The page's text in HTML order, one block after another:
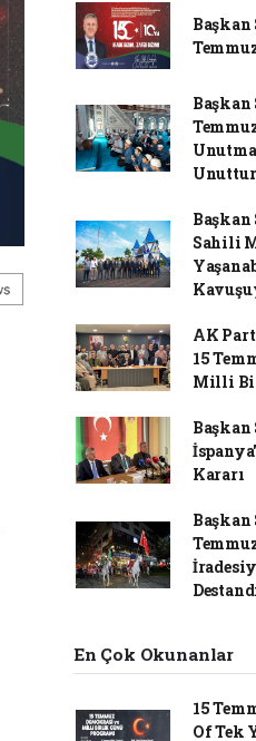
Başkan
Başkan
Başkan
Sahili
AK
15
Milli
Kararı
Başkan
En Çok Okunanlar
15
Of Tek